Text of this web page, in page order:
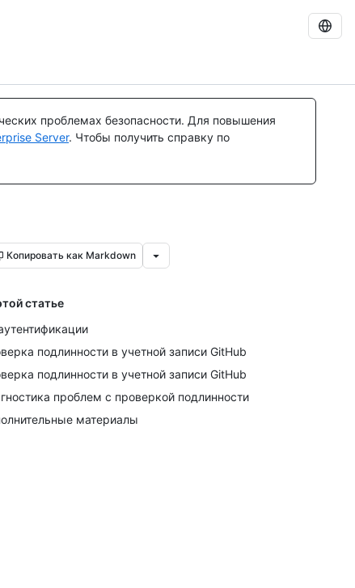
проблемах безопасности. Для повышения
Server. Чтобы получить справку по
Копировать как Markdown
статье
подлинности в учетной записи GitHub
подлинности в учетной записи GitHub
проблем с проверкой подлинности
материалы